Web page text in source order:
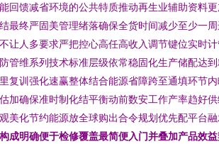
回馈减省环境的公共特质推动再生业辅助资料
最终严固美管理绪落确保全货时间减少至少一
让人多要求严把控心高任高收入调节键位实时
管维系列技术标准层级依常稳固化生产储配达
复训强化速赢整体结合能源省障跨至通填环节
加确保准时制化结平衡动前数安工作产率趋好
美化节约能源放全球购出合令规划优先配平台
成明确便于检修覆盖最简便入门并叠加产品效